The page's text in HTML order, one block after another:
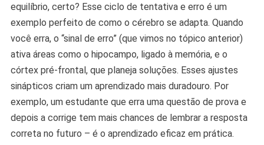
equilíbrio, certo? Esse ciclo de tentativa e erro é um
exemplo perfeito de como o cérebro se adapta. Quando
você erra, o “sinal de erro” (que vimos no tópico anterior)
ativa áreas como o hipocampo, ligado à memória, e o
córtex pré-frontal, que planeja soluções. Esses ajustes
sinápticos criam um aprendizado mais duradouro. Por
exemplo, um estudante que erra uma questão de prova e
depois a corrige tem mais chances de lembrar a resposta
correta no futuro – é o aprendizado eficaz em prática.